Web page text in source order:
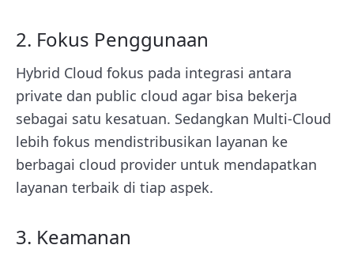
2. Fokus Penggunaan
Hybrid Cloud fokus pada integrasi antara
private dan public cloud agar bisa bekerja
sebagai satu kesatuan. Sedangkan Multi-Cloud
lebih fokus mendistribusikan layanan ke
berbagai cloud provider untuk mendapatkan
layanan terbaik di tiap aspek.
3. Keamanan